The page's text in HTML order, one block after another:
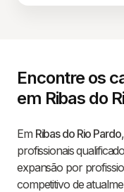
Encontre os
em Ribas do
Em Ribas do Rio Pardo
profissionais
expansão por
competitivo de